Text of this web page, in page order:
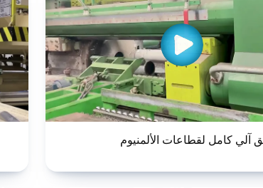
آلي كامل لقطاعات الألمنيوم